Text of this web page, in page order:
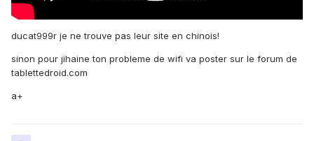
ducat999r je ne trouve pas leur site en chinois!
sinon pour jihaine ton probleme de wifi va poster sur le forum de
tablettedroid.com
a+